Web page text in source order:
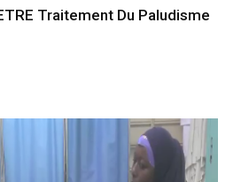
Traitement Du Paludisme